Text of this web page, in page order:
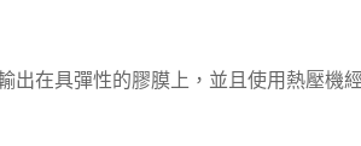
出在具彈性的膠膜上，並且使用熱壓機